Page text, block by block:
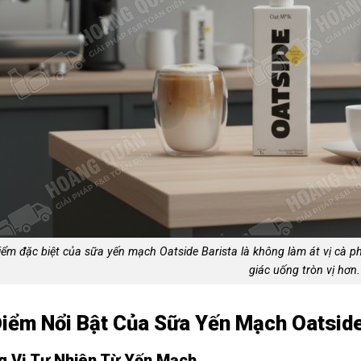
đặc biệt của sữa yến mạch Oatside Barista là không làm át vị cà
giác uống tròn vị hơn.
Nổi Bật Của Sữa Yến Mạch